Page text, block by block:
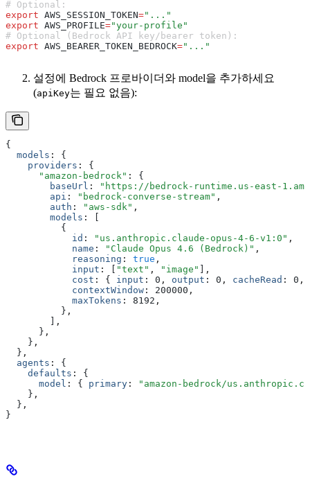
# Optional:
export AWS_SESSION_TOKEN="..."
export AWS_PROFILE="your-profile"
# Optional (Bedrock API key/bearer token):
export AWS_BEARER_TOKEN_BEDROCK="..."
설정에 Bedrock 프로바이더와 model을 추가하세요
(apiKey는 필요 없음):
{
  models
:
{
    providers
:
{
      "amazon-bedrock"
:
{
        baseUrl
:
"https://bedrock-runtime.us-east-
        api
: "bedrock-converse-stream" ,
        auth
: "aws-sdk" ,
        models
:
          {
            id
: "us.anthropic.claude-opus-4-6-v1:0" ,
            name
: "Claude Opus 4.6 (Bedrock)" ,
            reasoning
: true ,
            input
: "text" , "image"
,
            cost
: { input : 0 , output : 0 , cacheRead : 0 ,
            contextWindow
: 200000 ,
            maxTokens
: 8192 ,
          }
,
,
      }
,
    }
,
  }
,
  agents
:
{
    defaults
:
{
      model
: { primary :
"amazon-bedrock/
    }
,
  }
,
}